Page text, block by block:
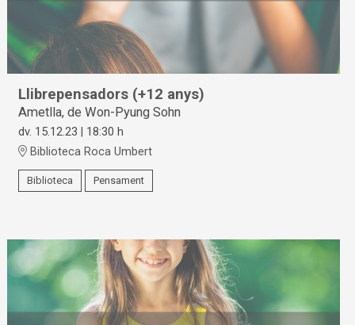
Llibrepensadors (+12 anys)
Ametlla, de Won-Pyung Sohn
dv. 15.12.23 | 18:30 h
Biblioteca Roca Umbert
Biblioteca Pensament